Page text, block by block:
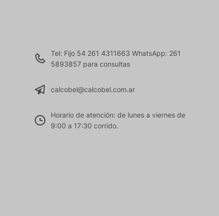
Tel: Fijo 54 261 4311663 WhatsApp: 261
5893857 para consultas
calcobel@calcobel.com.ar
Horario de atención: de lunes a viernes de
9:00 a 17:30 corrido.